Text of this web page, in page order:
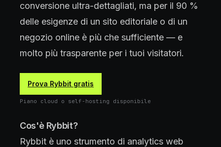
conversione ultra-dettagliati, ma per il 90 %
delle esigenze di un sito editoriale o di un
negozio online è più che sufficiente — e
molto più trasparente per i tuoi visitatori.
Prova Rybbit gratis
Piano cloud o self-hosting disponibile
Cos'è Rybbit?
Rybbit è uno strumento di analytics web